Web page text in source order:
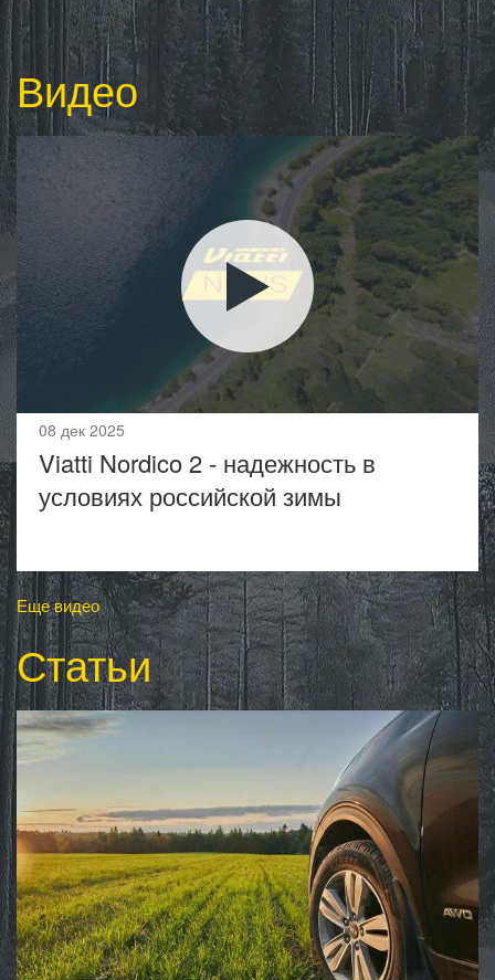
Видео
08 дек 2025
Viatti Nordico 2 - надежность в
условиях российской зимы
Еще видео
Статьи